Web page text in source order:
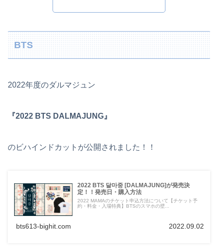
BTS
2022年度のダルマジュン
『2022 BTS DALMAJUNG』
のビハインドカットが公開されました！！
2022 BTS 달마중 [DALMAJUNG]が発売決
定！！発売日・購入方法
2022 MAMAのチケット申込方法について【チケット予
約・料金・入場特典】BTSのスマホの壁...
bts613-bighit.com 2022.09.02